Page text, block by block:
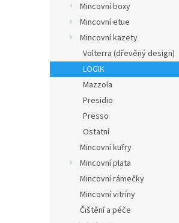
e
l
Mincovní boxy
Mincovní etue
Mincovní kazety
Volterra (dřevěný design)
LOGIK
Mazzola
Presidio
Presso
Ostatní
Mincovní kufry
Mincovní plata
Mincovní rámečky
Mincovní vitríny
Čištění a péče